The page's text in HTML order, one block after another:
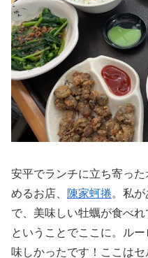
安平でランチに立ち寄っ
めるお店、 陳家蚵捲。私
で、美味しい牡蠣が食べ
ということでここに。ル
味しかったです！ここは